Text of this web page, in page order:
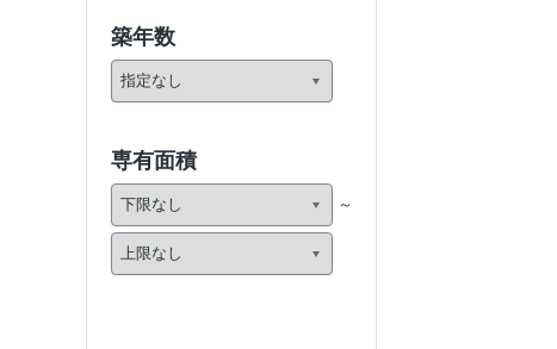
築年数
専有面積